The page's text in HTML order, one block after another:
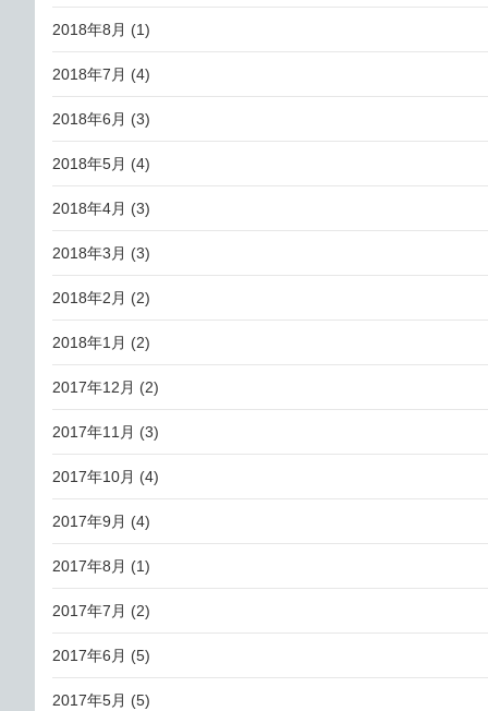
2018年8月 (1)
2018年7月 (4)
2018年6月 (3)
2018年5月 (4)
2018年4月 (3)
2018年3月 (3)
2018年2月 (2)
2018年1月 (2)
2017年12月 (2)
2017年11月 (3)
2017年10月 (4)
2017年9月 (4)
2017年8月 (1)
2017年7月 (2)
2017年6月 (5)
2017年5月 (5)